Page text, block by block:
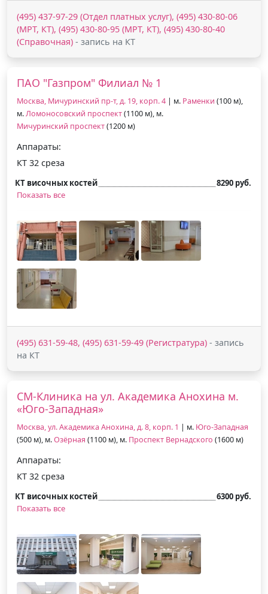
(495) 437-97-29 (Отдел платных услуг), (495) 430-80-06
(МРТ, КТ), (495) 430-80-95 (МРТ, КТ), (495) 430-80-40
(Справочная) - запись на КТ
ПАО "Газпром" Филиал № 1
Москва, Мичуринский пр-т, д. 19, корп. 4 | м. Раменки (100 м),
м.Ломоносовский проспект(1100 м), м.
Мичуринский проспект(1200 м)
Аппараты:
КТ 32 среза
КТ височных костей
8290 руб.
Показать все
(495) 631-59-48, (495) 631-59-49 (Регистратура) - запись
на КТ
СМ-Клиника на ул. Академика Анохина м.
«Юго-Западная»
Москва, ул. Академика Анохина, д. 8, корп. 1 | м. Юго-Западная
(500 м), м.Озёрная (1100 м), м. Проспект Вернадского (1600 м)
Аппараты:
КТ 32 среза
КТ височных костей
6300 руб.
Показать все